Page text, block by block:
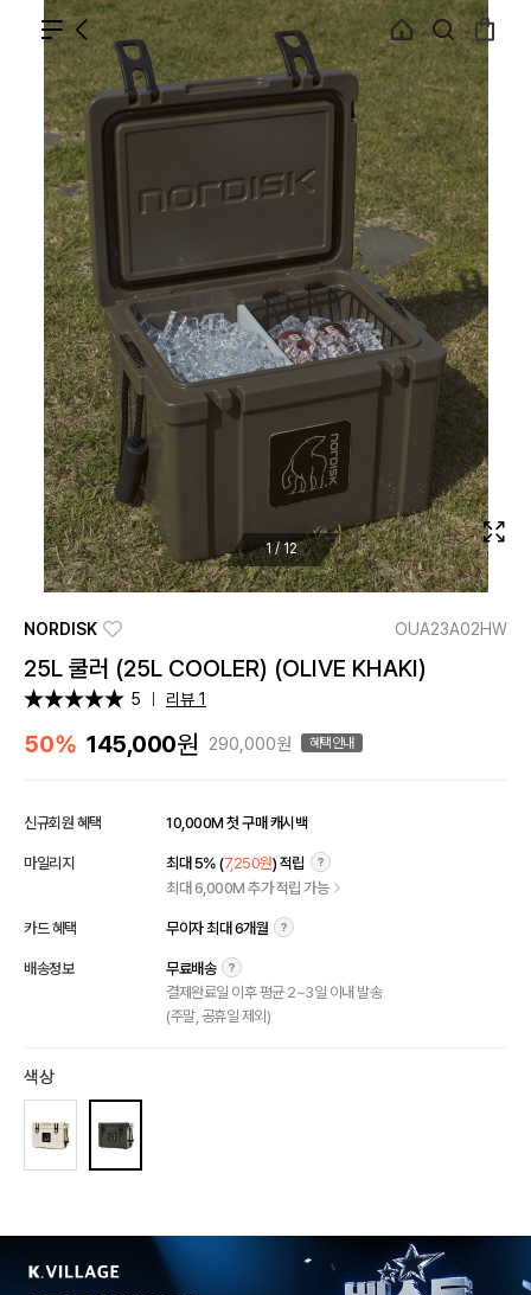
1/12
NORDISK OUA23A02HW
25L 쿨러 (25L COOLER) (OLIVE KHAKI)
5 리뷰 1
50% 145,000원 290,000원 혜택안내
신규회원 혜택 10,000M 첫 구매 캐시백
마일리지 최대 5% (7,250원) 적립
최대 6,000M 추가 적립 가능
카드 혜택 무이자 최대 6개월
배송정보
무료배송
결제완료일 이후 평균 2~3일 이내 발송
(주말, 공휴일 제외)
색상